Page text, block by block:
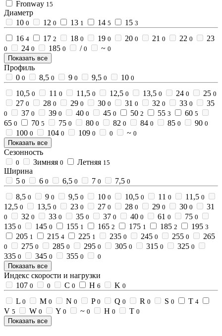
Fronway 15
Диаметр
10 0 12 0 13 1 14 5 15 3
16 4 17 2 18 0 19 0 20 0 21 0 22 0 23
0 24 0 185 0 / 0 ~ 0
Показать все
Профиль
0 0 8,5 0 9 0 9,5 0 10 0
10,5 0 11 0 11,5 0 12,5 0 13,5 0 24 0 25 0
27 0 28 0 29 0 30 0 31 0 32 0 33 0 35
0 37 0 39 0 40 0 45 0 50 2 55 3 60 5
65 0 70 5 75 0 80 0 82 0 84 0 85 0 90 0
100 0 104 0 109 0 0 ~ 0
Показать все
Сезонность
0 Зимняя 0 Летняя 15
Ширина
5 0 6 0 6,5 0 7 0 7,5 0
8,5 0 9 0 9,5 0 10 0 10,5 0 11 0 11,5 0
12,5 0 13,5 0 23 0 27 0 28 0 29 0 30 0 31
0 32 0 33 0 35 0 37 0 40 0 61 0 75 0
135 0 145 0 155 1 165 2 175 1 185 2 195 3
205 1 215 4 225 1 235 0 245 0 255 0 265
0 275 0 285 0 295 0 305 0 315 0 325 0
335 0 345 0 355 0
0
Показать все
Индекс скорости и нагрузки
107 0 0 C 0 H 6 K 0
L 0 M 0 N 0 P 0 Q 0 R 0 S 0 T 4
V 5 W 0 Y 0 ~ 0 Н 0 Т 0
Показать все